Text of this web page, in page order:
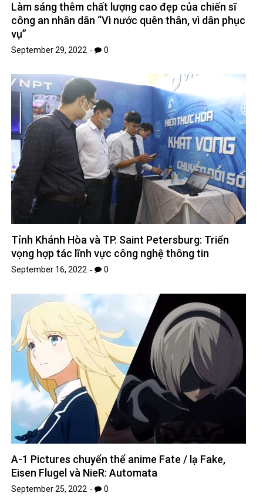
Làm sáng thêm chất lượng cao đẹp của chiến sĩ
công an nhân dân “Vì nước quên thân, vì dân phục
vụ”
September 29, 2022 0
Tỉnh Khánh Hòa và TP. Saint Petersburg: Triển
vọng hợp tác lĩnh vực công nghệ thông tin
September 16, 2022 0
A-1 Pictures chuyển thể anime Fate / lạ Fake,
Eisen Flugel và NieR: Automata
September 25, 2022 0